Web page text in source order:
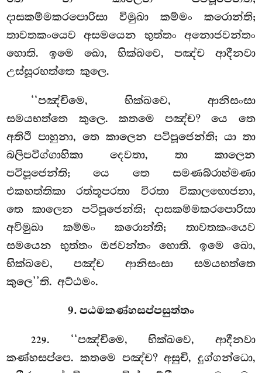
දාසකම්මකරපොරිසා විමුඛා කම්මං කරොන්ති;
තාවතකංයෙව අසමයෙන භුත්තං අනොජවන්තං
හොති. ඉමෙ ඛො, භික්ඛවෙ, පඤ්ච ආදීනවා
උස්සූරභත්තෙ කුලෙ.
‘‘පඤ්චිමෙ, භික්ඛවෙ, ආනිසංසා
සමයභත්තෙ කුලෙ. කතමෙ පඤ්ච? යෙ තෙ
අතිථී පාහුනා, තෙ කාලෙන පටිපූජෙන්ති; යා තා
බලිපටිග්ගාහිකා දෙවතා, තා කාලෙන
පටිපූජෙන්ති; යෙ තෙ සමණබ්රාහ්මණා
එකභත්තිකා රත්තූපරතා විරතා විකාලභොජනා,
තෙ කාලෙන පටිපූජෙන්ති; දාසකම්මකරපොරිසා
අවිමුඛා කම්මං කරොන්ති; තාවතකංයෙව
සමයෙන භුත්තං ඔජවන්තං හොති. ඉමෙ ඛො,
භික්ඛවෙ, පඤ්ච ආනිසංසා සමයභත්තෙ
කුලෙ’’ති. අට්ඨමං.
9. පඨමකණ්හසප්පසුත්තං
229. ‘‘පඤ්චිමෙ, භික්ඛවෙ, ආදීනවා
කණ්හසප්පෙ. කතමෙ පඤ්ච? අසුචි, දුග්ගන්ධො,